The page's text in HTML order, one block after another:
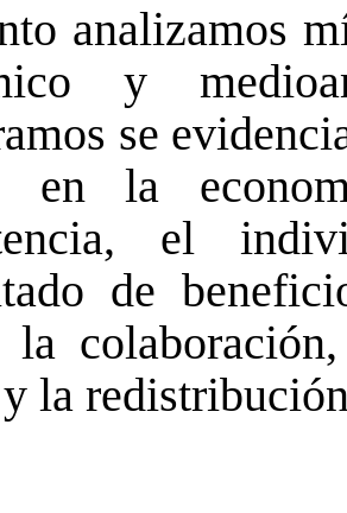
analizamos
y
se
en la
el
de
la
la